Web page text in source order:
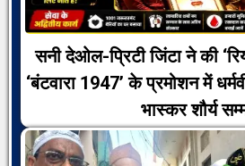
सनी देओल-प्रिटी जिंटा ने की
‘बंटवारा 1947’ के प्रमोशन में
भास्कर शौर्य